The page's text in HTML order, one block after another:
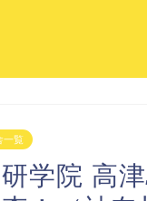
一覧
学院 高